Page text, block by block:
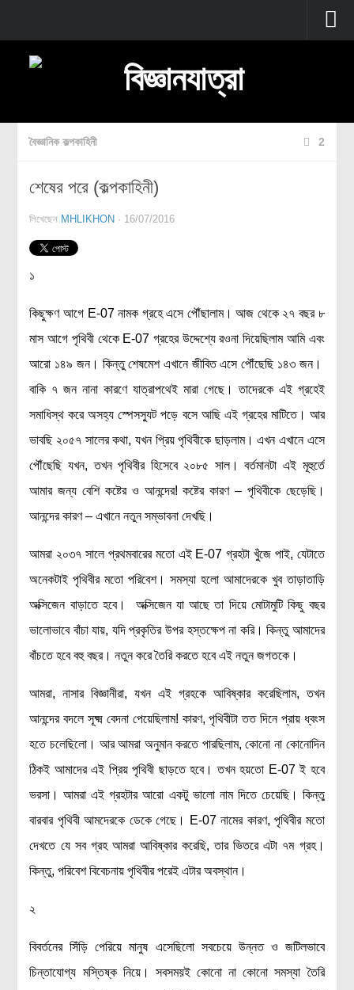
প্রচ্ছদ
জীববিজ্ঞান
প্রাণীবিজ্ঞান
বিবর্তন
মানবদেহ
অণুজীববিজ্ঞান
পদার্থবিজ্ঞান
রসায়ন বিজ্ঞান
গণিত
পরিবেশ বিজ্ঞান
প্রকৃতি
প্রাকৃতিক দুর্যোগ
দৈনন্দিন জীবনে বিজ্ঞানের প্রয়োগ
আমাদের সৌরজগৎ
সৌরজগত ছাড়িয়ে
সামাজিক বিজ্ঞান
সমাজতত্ত্ব
বিজ্ঞানীদের কথা
বৈজ্ঞানিক কল্পকাহিনী 2
শেষের পরে (কল্পকাহিনী)
লিখেছেন MHLIKHON · 16/07/2016
১
কিছুক্ষণ আগে E-07 নামক গ্রহে এসে পৌঁছালাম। আজ থেকে ২৭ বছর ৮
মাস আগে পৃথিবী থেকে E-07 গ্রহের উদ্দেশ্যে রওনা দিয়েছিলাম আমি এবং
আরো ১৪৯ জন। কিন্তু শেষমেশ এখানে জীবিত এসে পৌঁছেছি ১৪৩ জন।
বাকি ৭ জন নানা কারণে যাত্রাপথেই মারা গেছে। তাদেরকে এই গ্রহেই
সমাধিস্থ করে অসহ্য স্পেসস্যুট পড়ে বসে আছি এই গ্রহের মাটিতে। আর
ভাবছি ২০৫৭ সালের কথা, যখন প্রিয় পৃথিবীকে ছাড়লাম। এখন এখানে এসে
পৌঁছেছি যখন, তখন পৃথিবীর হিসেবে ২০৮৫ সাল। বর্তমানটা এই মূহুর্তে
আমার জন্য বেশি কষ্টের ও আনন্দের! কষ্টের কারণ – পৃথিবীকে ছেড়েছি।
আনন্দের কারণ – এখানে নতুন সম্ভাবনা দেখছি।
আমরা ২০৩৭ সালে প্রথমবারের মতো এই E-07 গ্রহটা খুঁজে পাই, যেটাতে
অনেকটাই পৃথিবীর মতো পরিবেশ। সমস্যা হলো আমাদেরকে খুব তাড়াতাড়ি
অক্সিজেন বাড়াতে হবে। অক্সিজেন যা আছে তা দিয়ে মোটামুটি কিছু বছর
ভালোভাবে বাঁচা যায়, যদি প্রকৃতির উপর হস্তক্ষেপ না করি। কিন্তু আমাদের
বাঁচতে হবে বহু বছর। নতুন করে তৈরি করতে হবে এই নতুন জগতকে।
আমরা, নাসার বিজ্ঞানীরা, যখন এই গ্রহকে আবিষ্কার করেছিলাম, তখন
আনন্দের বদলে সূক্ষ্ম বেদনা পেয়েছিলাম! কারণ, পৃথিবীটা তত দিনে প্রায় ধ্বংস
হতে চলেছিলো। আর আমরা অনুমান করতে পারছিলাম, কোনো না কোনোদিন
ঠিকই আমাদের এই প্রিয় পৃথিবী ছাড়তে হবে। তখন হয়তো E-07 ই হবে
ভরসা। আমরা এই গ্রহটার আরো একটু ভালো নাম দিতে চেয়েছি। কিন্তু
বারবার পৃথিবী আমদেরকে ডেকে গেছে। E-07 নামের কারণ, পৃথিবীর মতো
দেখতে যে সব গ্রহ আমরা আবিষ্কার করেছি, তার ভিতরে এটা ৭ম গ্রহ।
কিন্তু, পরিবেশ বিবেচনায় পৃথিবীর পরেই এটার অবস্থান।
২
বিবর্তনের সিঁড়ি পেরিয়ে মানুষ এসেছিলো সবচেয়ে উন্নত ও জটিলভাবে
চিন্তাযোগ্য মস্তিষ্ক নিয়ে। সবসময়ই কোনো না কোনো সমস্যা তৈরি